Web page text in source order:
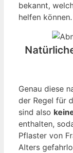
bekannt,
helfen können.
Genau diese
der Regel für
sind also
enthalten,
Pflaster von
Alters